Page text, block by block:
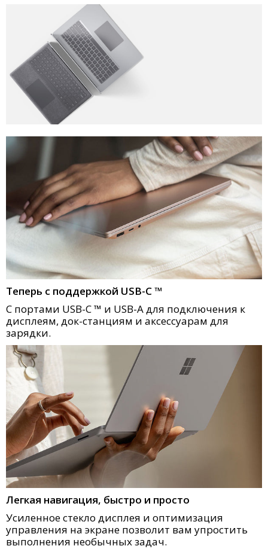
Теперь с поддержкой USB-C ™
С портами USB-C ™ и USB-A для подключения к
дисплеям, док-станциям и аксессуарам для
зарядки.
Легкая навигация, быстро и просто
Усиленное стекло дисплея и оптимизация
управления на экране позволит вам упростить
выполнения необычных задач.